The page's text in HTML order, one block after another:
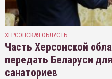
ХЕРСОНСКАЯ ОБЛАСТЬ
Часть Херсонской
передать Беларуси
санаториев